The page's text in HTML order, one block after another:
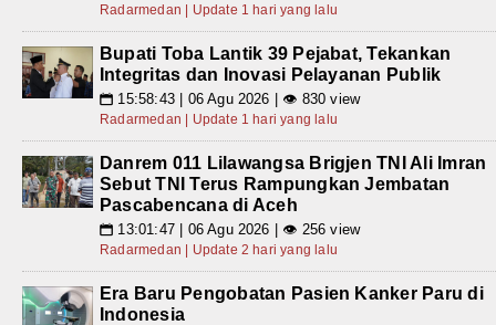
Radarmedan | Update 1 hari yang lalu
Bupati Toba Lantik 39 Pejabat, Tekankan
Integritas dan Inovasi Pelayanan Publik
📅 15:58:43 | 06 Agu 2026 | 👁 830 view
Radarmedan | Update 1 hari yang lalu
Danrem 011 Lilawangsa Brigjen TNI Ali Imran
Sebut TNI Terus Rampungkan Jembatan
Pascabencana di Aceh
📅 13:01:47 | 06 Agu 2026 | 👁 256 view
Radarmedan | Update 2 hari yang lalu
Era Baru Pengobatan Pasien Kanker Paru di
Indonesia